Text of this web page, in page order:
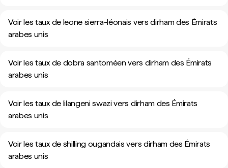
Voir les taux de leone sierra-léonais vers dirham des Émirats
arabes unis
Voir les taux de dobra santoméen vers dirham des Émirats
arabes unis
Voir les taux de lilangeni swazi vers dirham des Émirats
arabes unis
Voir les taux de shilling ougandais vers dirham des Émirats
arabes unis